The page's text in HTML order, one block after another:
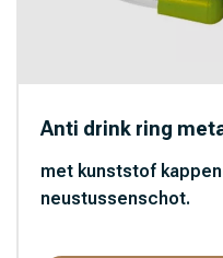
Anti drink ring
met kunststof
neustussenschot.